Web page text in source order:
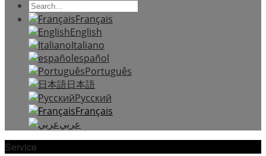
Français
English
Italiano
español
Português
日本語
Русский
Français
عربي
Service